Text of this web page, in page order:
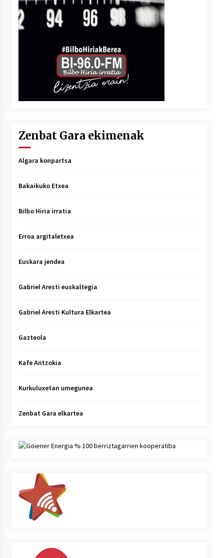
Zenbat Gara ekimenak
Algara konpartsa
Bakaikuko Etxea
Bilbo Hiria irratia
Erroa argitaletxea
Euskara jendea
Gabriel Aresti euskaltegia
Gabriel Aresti Kultura Elkartea
Gazteola
Kafe Antzokia
Kurkuluxetan umegunea
Zenbat Gara elkartea